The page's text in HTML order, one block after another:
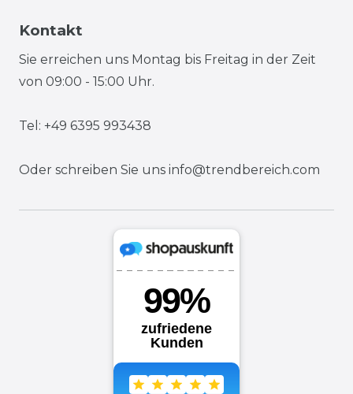
Kontakt
Sie erreichen uns Montag bis Freitag in der Zeit
von 09:00 - 15:00 Uhr.
Tel: +49 6395 993438
Oder schreiben Sie uns info@trendbereich.com